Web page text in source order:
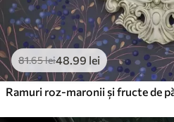
81.65lei48.99 lei